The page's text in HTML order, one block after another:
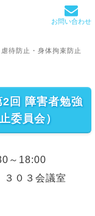
待防止・身体拘束防止
回 障害者勉強
委員会）
～18:00
３０３会議室
お問い合わせ